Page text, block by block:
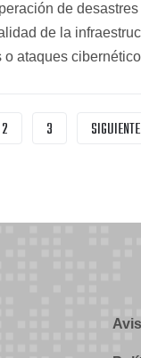
de
de la
o ataques
PAGE
2 PAGE
3
SIGUIENTE